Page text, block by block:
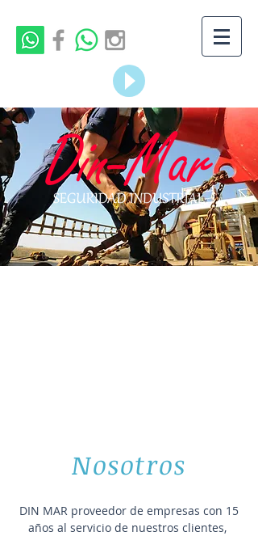
Nosotros
DIN MAR proveedor de empresas con 15
años al servicio de nuestros clientes,